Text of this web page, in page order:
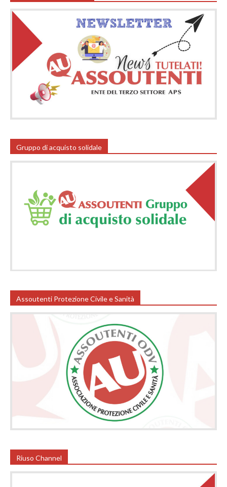
Gruppo di acquisto solidale
Assoutenti Protezione Civile e Sanità
Riuso Channel